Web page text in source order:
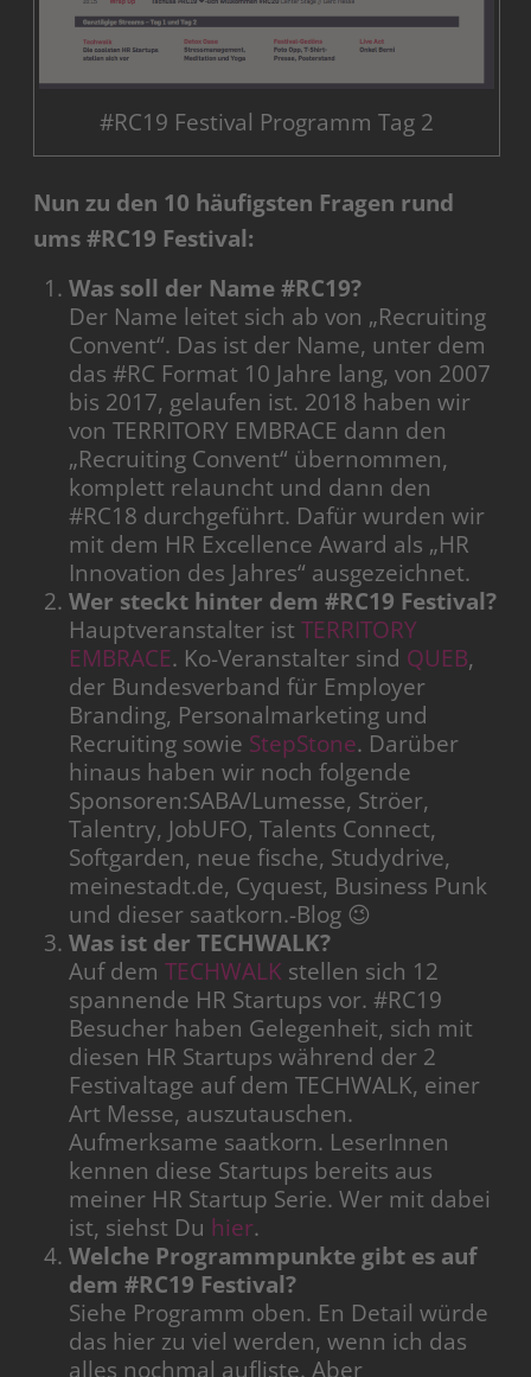
#RC19 Festival Programm Tag 2
Nun zu den 10 häufigsten Fragen rund
ums #RC19 Festival:
Was soll der Name #RC19?
Der Name leitet sich ab von „Recruiting
Convent“. Das ist der Name, unter dem
das #RC Format 10 Jahre lang, von 2007
bis 2017, gelaufen ist. 2018 haben wir
von TERRITORY EMBRACE dann den
„Recruiting Convent“ übernommen,
komplett relauncht und dann den
#RC18 durchgeführt. Dafür wurden wir
mit dem HR Excellence Award als „HR
Innovation des Jahres“ ausgezeichnet.
Wer steckt hinter dem #RC19 Festival?
Hauptveranstalter istTERRITORY
EMBRACE. Ko-Veranstalter sind QUEB,
der Bundesverband für Employer
Branding, Personalmarketing und
Recruiting sowie StepStone. Darüber
hinaus haben wir noch folgende
Sponsoren:SABA/Lumesse, Ströer,
Talentry, JobUFO, Talents Connect,
Softgarden, neue fische, Studydrive,
meinestadt.de, Cyquest, Business Punk
und dieser saatkorn.-Blog 😉
Was ist der TECHWALK?
Auf demTECHWALK stellen sich 12
spannende HR Startups vor. #RC19
Besucher haben Gelegenheit, sich mit
diesen HR Startups während der 2
Festivaltage auf dem TECHWALK, einer
Art Messe, auszutauschen.
Aufmerksame saatkorn. LeserInnen
kennen diese Startups bereits aus
meiner HR Startup Serie. Wer mit dabei
ist, siehst Du hier.
Welche Programmpunkte gibt es auf
dem #RC19 Festival?
Siehe Programm oben. En Detail würde
das hier zu viel werden, wenn ich das
alles nochmal aufliste. Aber